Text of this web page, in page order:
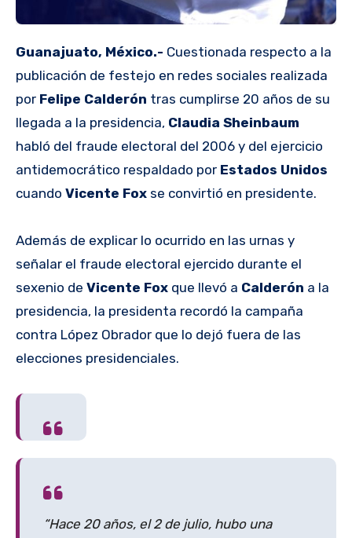
Guanajuato, México.- Cuestionada respecto a la
publicación de festejo en redes sociales realizada
por Felipe Calderón tras cumplirse 20 años de su
llegada a la presidencia, Claudia Sheinbaum
habló del fraude electoral del 2006 y del ejercicio
antidemocrático respaldado por Estados Unidos
cuando Vicente Fox se convirtió en presidente.
Además de explicar lo ocurrido en las urnas y
señalar el fraude electoral ejercido durante el
sexenio de Vicente Fox que llevó a Calderón a la
presidencia, la presidenta recordó la campaña
contra López Obrador que lo dejó fuera de las
elecciones presidenciales.
“Hace 20 años, el 2 de julio, hubo una